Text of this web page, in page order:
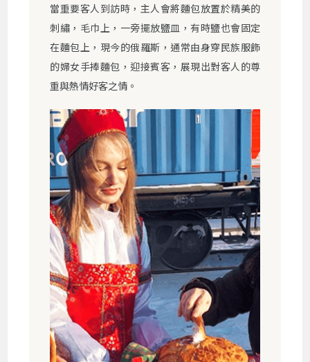
當重要客人到訪時，主人會將麵包放置於精美的
刺繡，毛巾上，一旁擺放鹽皿，有時鹽也會固定
在麵包上，現今的俄羅斯，通常由身穿民族服飾
的婦女手捧麵包，迎接賓客，展現出對客人的尊
重與熱情好客之情。